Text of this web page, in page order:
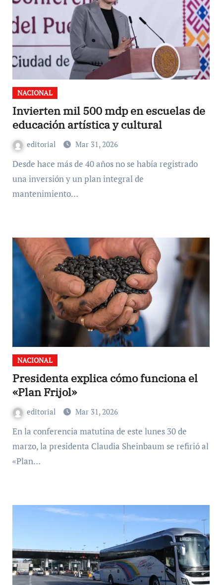
NACIONAL
Invierten mil 500 mdp en escuelas de
educación artística y cultural
editorial Mar 31, 2026
Desde hace más de 40 años no se había registrado
una inversión y un plan integral de
mantenimiento…
NACIONAL
Presidenta explica cómo funciona el
«Plan Frijol»
editorial Mar 31, 2026
En la conferencia matutina de este lunes 30 de
marzo, la presidenta Claudia Sheinbaum se refirió al
«Plan…